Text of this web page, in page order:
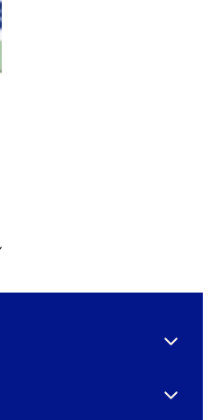
Expand
Expand